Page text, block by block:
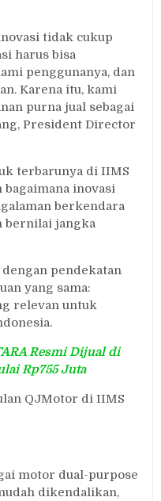
tidak cukup
harus bisa
penggunanya, dan
Karena itu, kami
purna jual sebagai
President Director
terbarunya di IIMS
inovasi
berkendara
bernilai jangka
pendekatan
yang sama:
relevan untuk
Resmi Dijual di
Rp755 Juta
QJMotor di IIMS
motor dual-purpose
dikendalikan,